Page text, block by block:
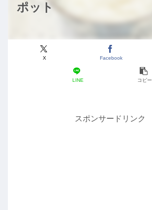
ポット
X Facebook
LINE コピー
スポンサードリンク